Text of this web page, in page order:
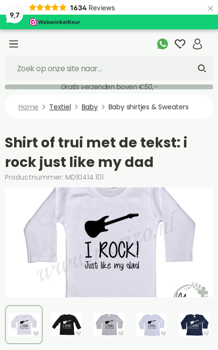
9,7
1634 Reviews ×
Gratis verzenden boven €50,-
Home Textiel Baby Baby shirtjes & Sweaters
Shirt of trui met de tekst: i
rock just like my dad
Productnummer: MD10414.101